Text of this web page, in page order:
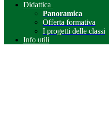
Didattica
Panoramica
Offerta formativa
I progetti delle classi
Info utili